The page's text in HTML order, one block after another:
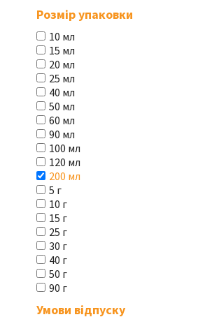
Розмір упаковки
10 мл
15 мл
20 мл
25 мл
40 мл
50 мл
60 мл
90 мл
100 мл
120 мл
200 мл
5 г
10 г
15 г
25 г
30 г
40 г
50 г
90 г
Умови відпуску